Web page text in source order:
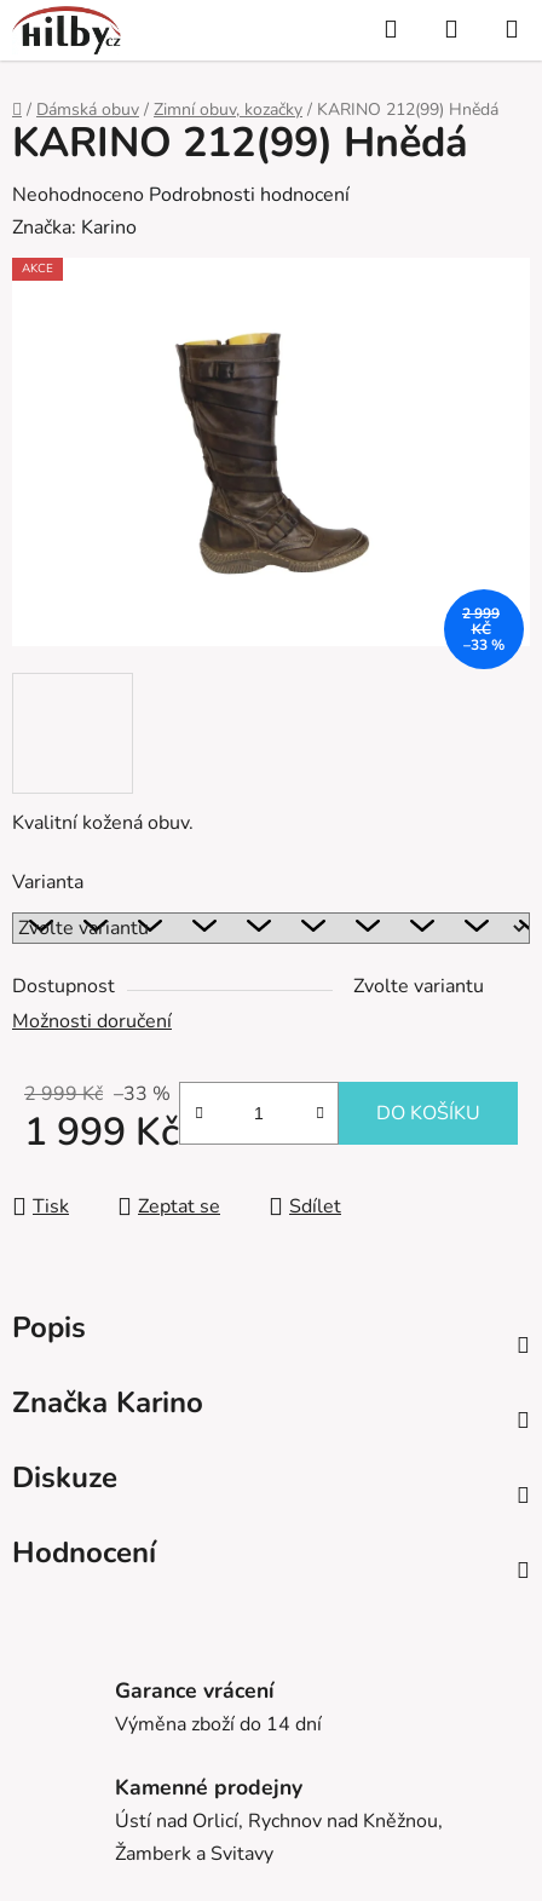
Přejít
na
obsah
Hledat
KOŠÍK
Domů
/ Dámská obuv / Zimní obuv, kozačky / KARINO 212(99) Hnědá
Kvalitní kožená obuv.
Varianta
Dostupnost
Zvolte variantu
Možnosti doručení
2 999 Kč –33 %
1 999 Kč DO KOŠÍKU
Tisk Zeptat se Sdílet
KARINO 212(99) Hnědá
Průměrné
hodnocení
produktu
Neohodnoceno Podrobnosti hodnocení
Značka: Karino
AKCE
2 999
KČ
–33 %
Popis
Značka Karino
Diskuze
Hodnocení
Garance vrácení
Výměna zboží do 14 dní
Kamenné prodejny
Ústí nad Orlicí, Rychnov nad Kněžnou,
Žamberk a Svitavy